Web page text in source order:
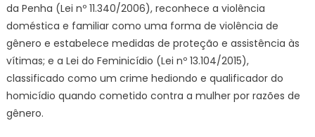
da Penha (Lei nº 11.340/2006), reconhece a violência
doméstica e familiar como uma forma de violência de
gênero e estabelece medidas de proteção e assistência às
vítimas; e a Lei do Feminicídio (Lei nº 13.104/2015),
classificado como um crime hediondo e qualificador do
homicídio quando cometido contra a mulher por razões de
gênero.